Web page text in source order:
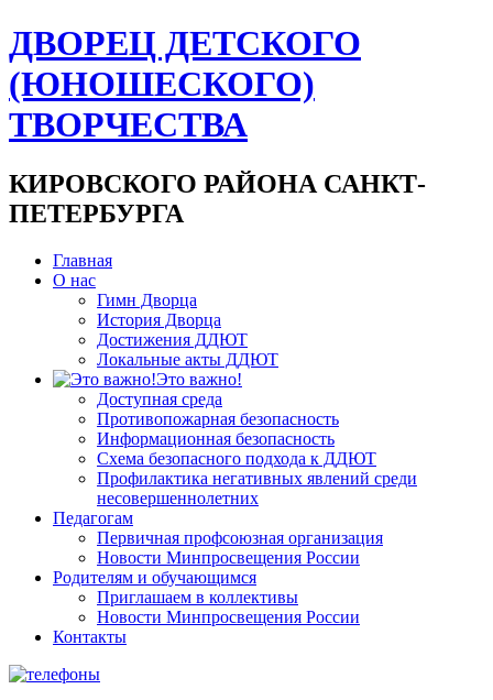
ДВОРЕЦ ДЕТСКОГО
(ЮНОШЕСКОГО)
ТВОРЧЕСТВА
КИРОВСКОГО РАЙОНА САНКТ-
ПЕТЕРБУРГА
Главная
О нас
Гимн Дворца
История Дворца
Достижения ДДЮТ
Локальные акты ДДЮТ
Это важно!
Доступная среда
Противопожарная безопасность
Информационная безопасность
Схема безопасного подхода к ДДЮТ
Профилактика негативных явлений среди
несовершеннолетних
Педагогам
Первичная профсоюзная организация
Новости Минпросвещения России
Родителям и обучающимся
Приглашаем в коллективы
Новости Минпросвещения России
Контакты